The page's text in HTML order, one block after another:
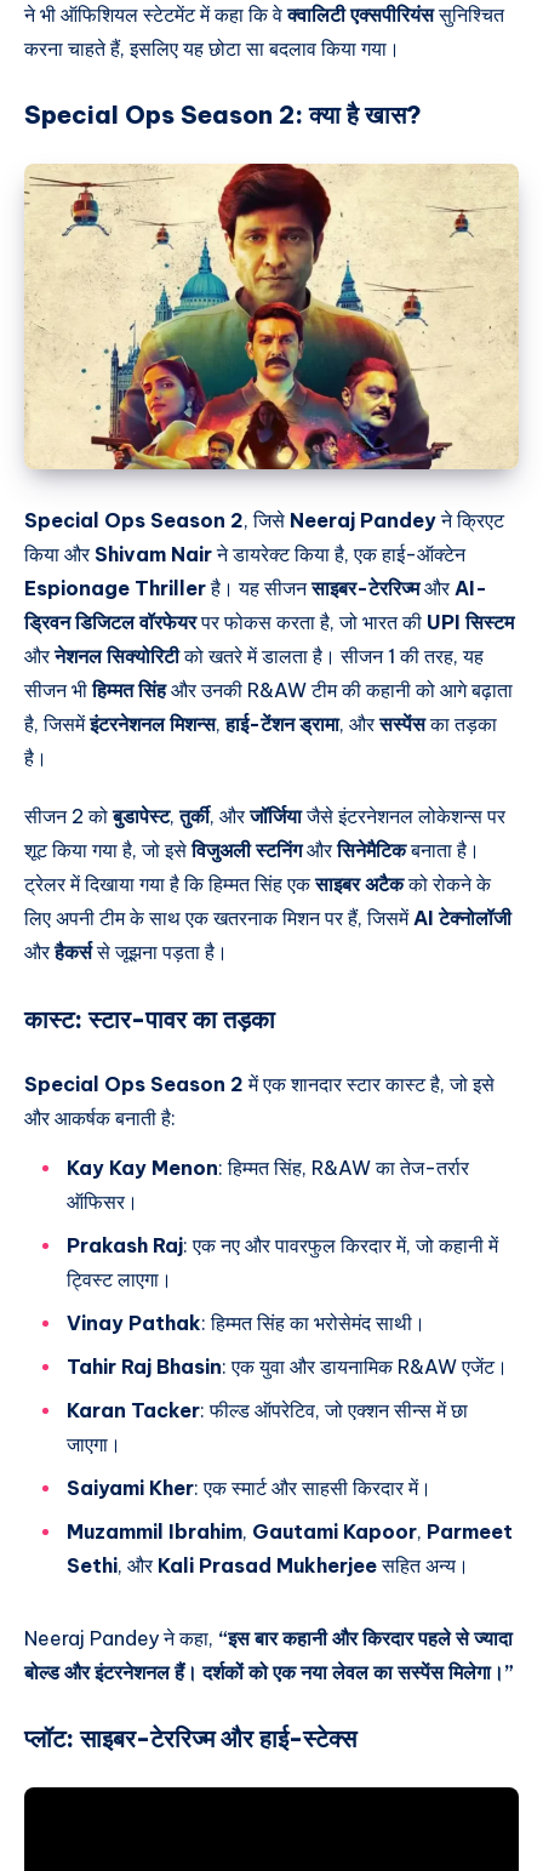
ने भी ऑफिशियल स्टेटमेंट में कहा कि वेक्वालिटी एक्सपीरियंससुनिश्चित
करना चाहते हैं, इसलिए यह छोटा सा बदलाव किया गया।
Special Ops Season 2:क्या है खास?
Special Ops Season 2, जिसे Neeraj Pandeyने क्रिएट
किया औरShivam Nairने डायरेक्ट किया है, एक हाई-ऑक्टेन
Espionage Thrillerहै। यह सीजनसाइबर-टेररिज्मऔर AI-
ड्रिवन डिजिटल वॉरफेयरपर फोकस करता है, जो भारत की UPI सिस्टम
औरनेशनल सिक्योरिटीको खतरे में डालता है। सीजन 1 की तरह, यह
सीजन भीहिम्मत सिंहऔर उनकी R&AW टीम की कहानी को आगे बढ़ाता
है, जिसमेंइंटरनेशनल मिशन्स,हाई-टेंशन ड्रामा, औरसस्पेंसका तड़का
है।
सीजन 2 कोबुडापेस्ट,तुर्की, औरजॉर्जियाजैसे इंटरनेशनल लोकेशन्स पर
शूट किया गया है, जो इसेविजुअली स्टनिंगऔरसिनेमैटिकबनाता है।
ट्रेलर में दिखाया गया है कि हिम्मत सिंह एकसाइबर अटैकको रोकने के
लिए अपनी टीम के साथ एक खतरनाक मिशन पर हैं, जिसमेंAI टेक्नोलॉजी
औरहैकर्ससे जूझना पड़ता है।
कास्ट:स्टार-पावर का तड़का
Special Ops Season 2 में एक शानदार स्टार कास्ट है, जो इसे
और आकर्षक बनाती है:
Kay Kay Menon: हिम्मत सिंह, R&AW का तेज-तर्रार
ऑफिसर।
Prakash Raj: एक नए और पावरफुल किरदार में, जो कहानी में
ट्विस्ट लाएगा।
Vinay Pathak: हिम्मत सिंह का भरोसेमंद साथी।
Tahir Raj Bhasin: एक युवा और डायनामिक R&AW एजेंट।
Karan Tacker: फील्ड ऑपरेटिव, जो एक्शन सीन्स में छा
जाएगा।
Saiyami Kher: एक स्मार्ट और साहसी किरदार में।
Muzammil Ibrahim, Gautami Kapoor, Parmeet
Sethi, और Kali Prasad Mukherjeeसहित अन्य।
Neeraj Pandey ने कहा, “इस बार कहानी और किरदार पहले से ज्यादा
बोल्ड और इंटरनेशनल हैं। दर्शकों को एक नया लेवल का सस्पेंस मिलेगा।”
प्लॉट:साइबर-टेररिज्म और हाई-स्टेक्स